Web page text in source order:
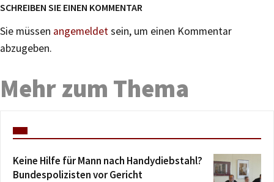
SCHREIBEN SIE EINEN KOMMENTAR
Sie müssen angemeldetsein, um einen Kommentar
abzugeben.
Mehr zum Thema
Keine Hilfe für Mann nach Handydiebstahl?
Bundespolizisten vor Gericht